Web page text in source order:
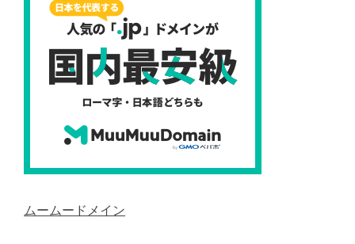
ムームードメイン